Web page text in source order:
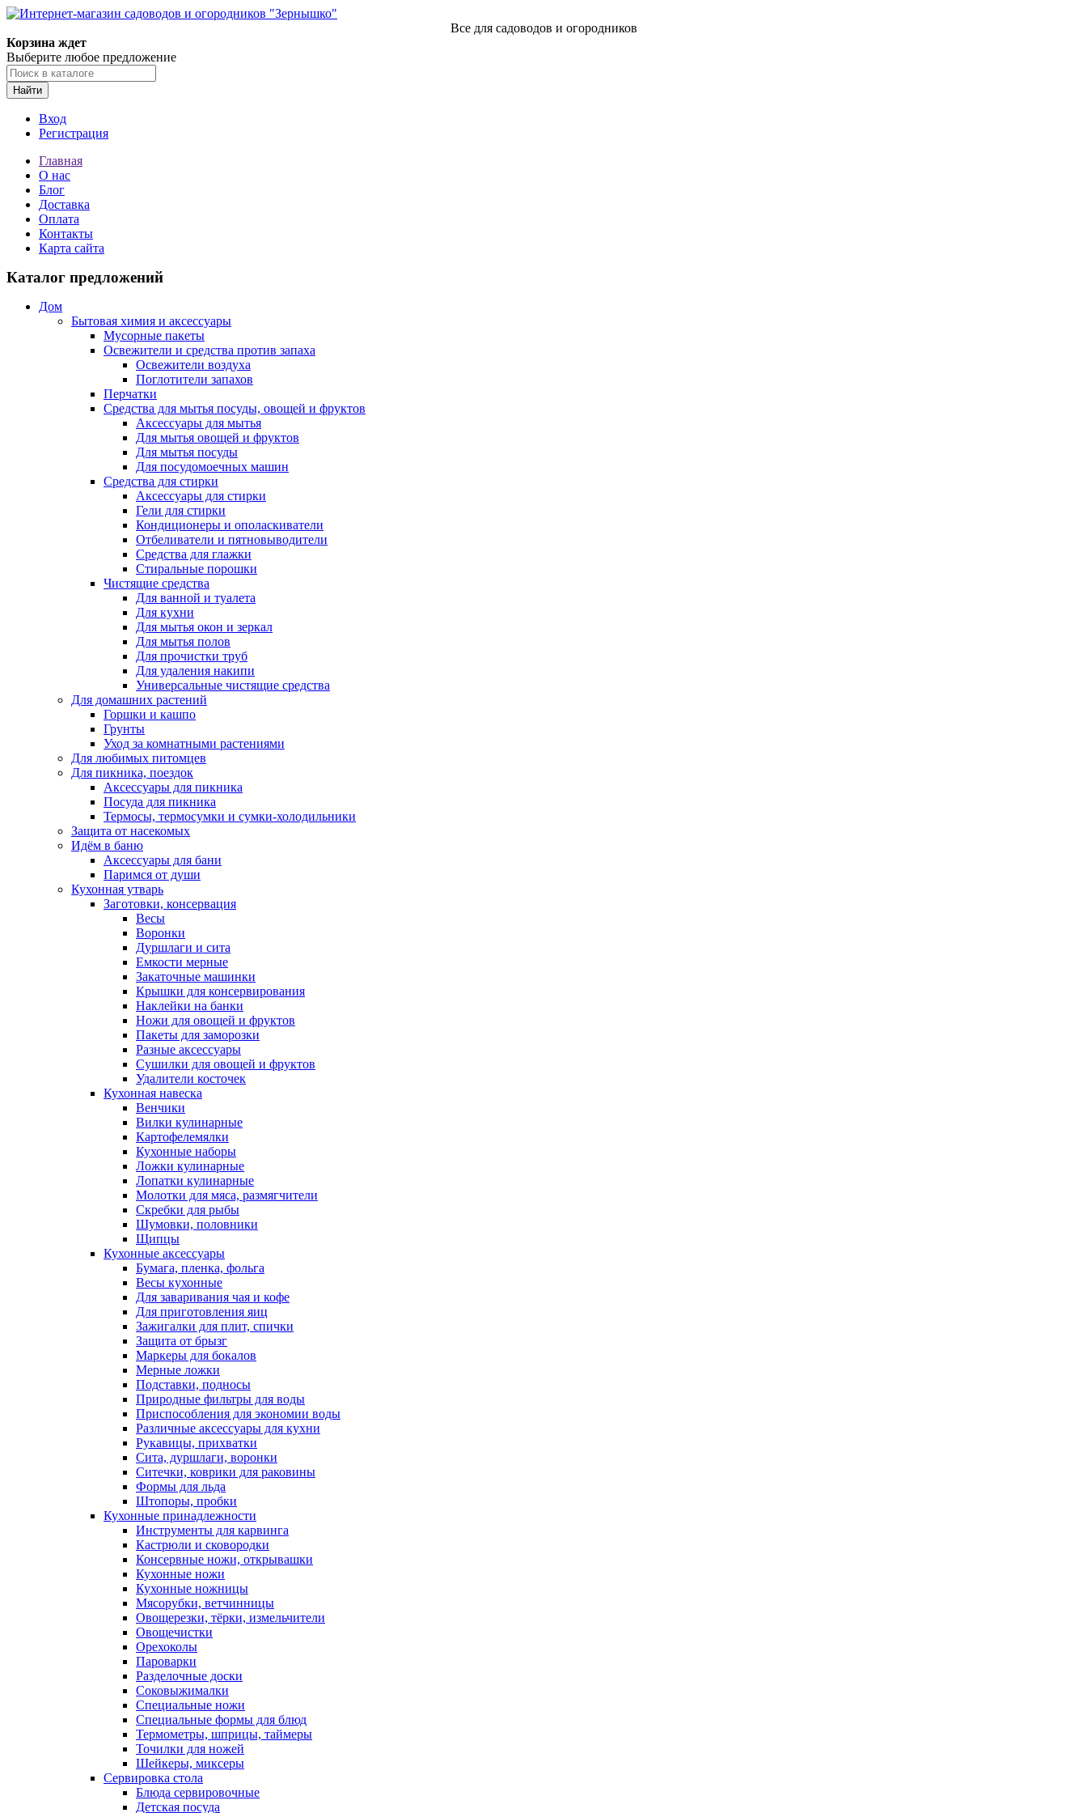
Все для садоводов и огородников
Корзина ждет
Выберите любое предложение
Найти
Вход
Регистрация
Главная
О нас
Блог
Доставка
Оплата
Контакты
Карта сайта
Каталог предложений
Дом
Бытовая химия и аксессуары
Мусорные пакеты
Освежители и средства против запаха
Освежители воздуха
Поглотители запахов
Перчатки
Средства для мытья посуды, овощей и фруктов
Аксессуары для мытья
Для мытья овощей и фруктов
Для мытья посуды
Для посудомоечных машин
Средства для стирки
Аксессуары для стирки
Гели для стирки
Кондиционеры и ополаскиватели
Отбеливатели и пятновыводители
Средства для глажки
Стиральные порошки
Чистящие средства
Для ванной и туалета
Для кухни
Для мытья окон и зеркал
Для мытья полов
Для прочистки труб
Для удаления накипи
Универсальные чистящие средства
Для домашних растений
Горшки и кашпо
Грунты
Уход за комнатными растениями
Для любимых питомцев
Для пикника, поездок
Аксессуары для пикника
Посуда для пикника
Термосы, термосумки и сумки-холодильники
Защита от насекомых
Идём в баню
Аксессуары для бани
Паримся от души
Кухонная утварь
Заготовки, консервация
Весы
Воронки
Дуршлаги и сита
Емкости мерные
Закаточные машинки
Крышки для консервирования
Наклейки на банки
Ножи для овощей и фруктов
Пакеты для заморозки
Разные аксессуары
Сушилки для овощей и фруктов
Удалители косточек
Кухонная навеска
Венчики
Вилки кулинарные
Картофелемялки
Кухонные наборы
Ложки кулинарные
Лопатки кулинарные
Молотки для мяса, размягчители
Скребки для рыбы
Шумовки, половники
Щипцы
Кухонные аксессуары
Бумага, пленка, фольга
Весы кухонные
Для заваривания чая и кофе
Для приготовления яиц
Зажигалки для плит, спички
Защита от брызг
Маркеры для бокалов
Мерные ложки
Подставки, подносы
Природные фильтры для воды
Приспособления для экономии воды
Различные аксессуары для кухни
Рукавицы, прихватки
Сита, дуршлаги, воронки
Ситечки, коврики для раковины
Формы для льда
Штопоры, пробки
Кухонные принадлежности
Инструменты для карвинга
Кастрюли и сковородки
Консервные ножи, открывашки
Кухонные ножи
Кухонные ножницы
Мясорубки, ветчинницы
Овощерезки, тёрки, измельчители
Овощечистки
Орехоколы
Пароварки
Разделочные доски
Соковыжималки
Специальные ножи
Специальные формы для блюд
Термометры, шприцы, таймеры
Точилки для ножей
Шейкеры, миксеры
Сервировка стола
Блюда сервировочные
Детская посуда